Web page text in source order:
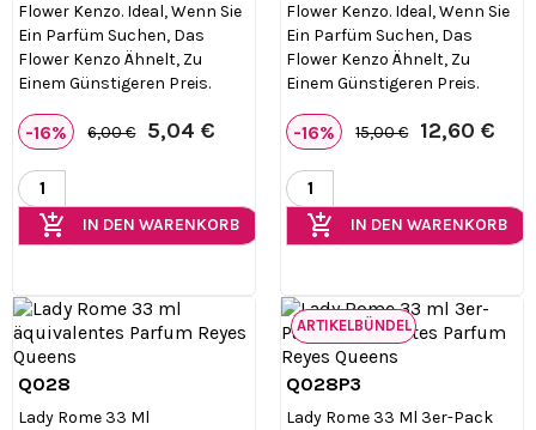
Flower Kenzo. Ideal, Wenn Sie
Ein Parfüm Suchen, Das
Flower Kenzo Ähnelt, Zu
Einem Günstigeren Preis.
-16% 6,00 € 5,04 €
add_shopping_cart IN DEN WARENKORB
Flower Kenzo. Ideal, Wenn Sie
Ein Parfüm Suchen, Das
Flower Kenzo Ähnelt, Zu
Einem Günstigeren Preis.
-16% 15,00 € 12,60 €
add_shopping_cart IN DEN WARENKORB
Q028
Lady Rome 33 Ml

Q028P3
Lady Rome 33 Ml 3er-Pack
ARTIKELBÜNDEL